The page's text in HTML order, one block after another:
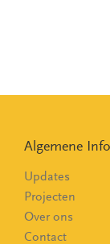
Algemene Info
Updates
Projecten
Over ons
Contact